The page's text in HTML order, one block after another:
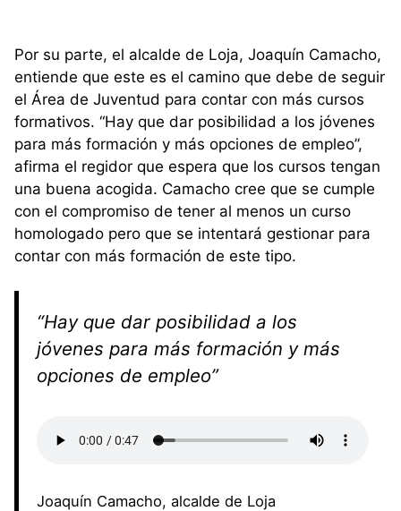
Por su parte, el alcalde de Loja, Joaquín Camacho,
entiende que este es el camino que debe de seguir
el Área de Juventud para contar con más cursos
formativos. “Hay que dar posibilidad a los jóvenes
para más formación y más opciones de empleo”,
afirma el regidor que espera que los cursos tengan
una buena acogida. Camacho cree que se cumple
con el compromiso de tener al menos un curso
homologado pero que se intentará gestionar para
contar con más formación de este tipo.
“Hay que dar posibilidad a los
jóvenes para más formación y más
opciones de empleo”
Joaquín Camacho, alcalde de Loja